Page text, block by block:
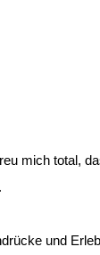
mich total,
und